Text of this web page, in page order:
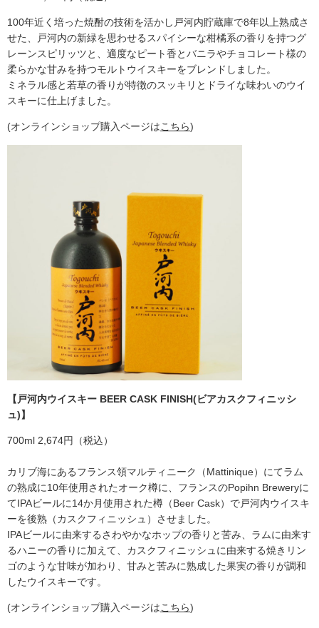
100年近く培った焼酎の技術を活かし戸河内貯蔵庫で8年以上熟成さ
せた、戸河内の新緑を思わせるスパイシーな柑橘系の香りを持つグ
レーンスピリッツと、適度なピート香とバニラやチョコレート様の
柔らかな甘みを持つモルトウイスキーをブレンドしました。
ミネラル感と若草の香りが特徴のスッキリとドライな味わいのウイ
スキーに仕上げました。
(オンラインショップ購入ページはこちら)
【戸河内ウイスキー BEER CASK FINISH(ビアカスクフィニッシ
ュ)】
700ml 2,674円（税込）
カリブ海にあるフランス領マルティニーク（Mattinique）にてラム
の熟成に10年使用されたオーク樽に、フランスのPopihn Breweryに
てIPAビールに14か月使用された樽（Beer Cask）で戸河内ウイスキ
ーを後熟（カスクフィニッシュ）させました。
IPAビールに由来するさわやかなホップの香りと苦み、ラムに由来す
るハニーの香りに加えて、カスクフィニッシュに由来する焼きリン
ゴのような甘味が加わり、甘みと苦みに熟成した果実の香りが調和
したウイスキーです。
(オンラインショップ購入ページはこちら)